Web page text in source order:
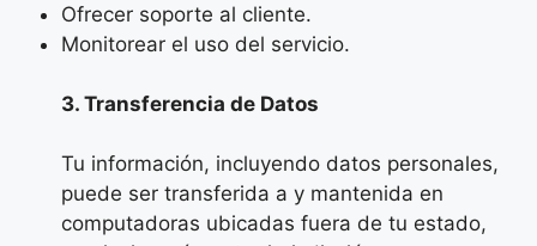
Ofrecer soporte al cliente.
Monitorear el uso del servicio.
3. Transferencia de Datos
Tu información, incluyendo datos personales,
puede ser transferida a y mantenida en
computadoras ubicadas fuera de tu estado,